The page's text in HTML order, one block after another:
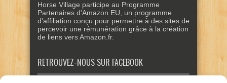
Horse Village participe au Programme
Partenaires d'Amazon EU, un programme
d'affiliation conçu pour permettre à des sites de
percevoir une rémunération grâce à la création
de liens vers Amazon.fr.
RETROUVEZ-NOUS SUR FACEBOOK